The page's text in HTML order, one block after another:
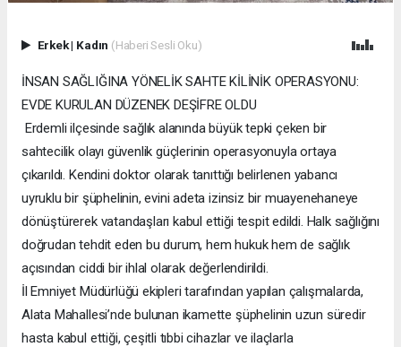
Erkek| Kadın (Haberi Sesli Oku)
İNSAN SAĞLIĞINA YÖNELİK SAHTE KİLİNİK OPERASYONU:
EVDE KURULAN DÜZENEK DEŞİFRE OLDU
Erdemli ilçesinde sağlık alanında büyük tepki çeken bir
sahtecilik olayı güvenlik güçlerinin operasyonuyla ortaya
çıkarıldı. Kendini doktor olarak tanıttığı belirlenen yabancı
uyruklu bir şüphelinin, evini adeta izinsiz bir muayenehaneye
dönüştürerek vatandaşları kabul ettiği tespit edildi. Halk sağlığını
doğrudan tehdit eden bu durum, hem hukuk hem de sağlık
açısından ciddi bir ihlal olarak değerlendirildi.
İl Emniyet Müdürlüğü ekipleri tarafından yapılan çalışmalarda,
Alata Mahallesi’nde bulunan ikamette şüphelinin uzun süredir
hasta kabul ettiği, çeşitli tıbbi cihazlar ve ilaçlarla